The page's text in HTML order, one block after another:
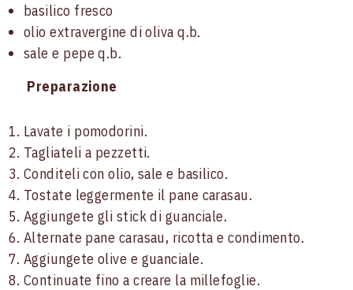
basilico fresco
olio extravergine di oliva q.b.
sale e pepe q.b.
Preparazione
Lavate i pomodorini.
Tagliateli a pezzetti.
Conditeli con olio, sale e basilico.
Tostate leggermente il pane carasau.
Aggiungete gli stick di guanciale.
Alternate pane carasau, ricotta e condimento.
Aggiungete olive e guanciale.
Continuate fino a creare la millefoglie.